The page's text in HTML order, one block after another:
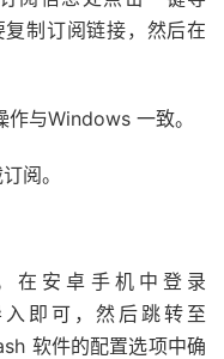
制订阅链接，然后在
与Windows 一致。
阅。
在安卓手机中登录
即可，然后跳转至
软件的配置选项中确